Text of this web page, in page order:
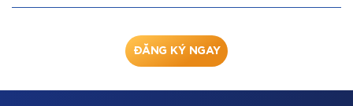
ĐĂNG KÝ NGAY